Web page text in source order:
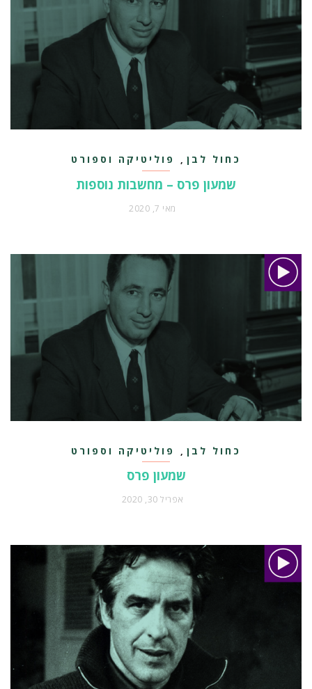
כחול לבן , פוליטיקה וספורט
שמעון פרס – מחשבות נוספות
מאי 7, 2020
כחול לבן פוליטיקה וספורט
שמעון פרס
אפריל 30, 2020